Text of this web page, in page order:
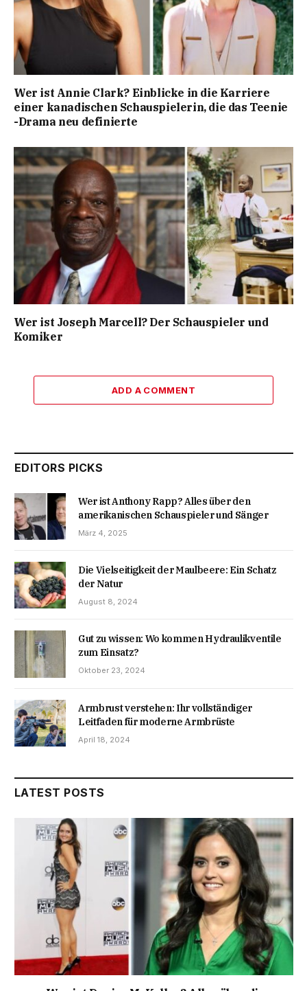
Wer ist Annie Clark? Einblicke in die Karriere
einer kanadischen Schauspielerin, die das Teenie
-Drama neu definierte
Wer ist Joseph Marcell? Der Schauspieler und
Komiker
ADD A COMMENT
EDITORS PICKS
Wer ist Anthony Rapp? Alles über den
amerikanischen Schauspieler und Sänger
März 4, 2025
Die Vielseitigkeit der Maulbeere: Ein Schatz
der Natur
August 8, 2024
Gut zu wissen: Wo kommen Hydraulikventile
zum Einsatz?
Oktober 23, 2024
Armbrust verstehen: Ihr vollständiger
Leitfaden für moderne Armbrüste
April 18, 2024
LATEST POSTS